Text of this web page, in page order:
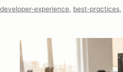
developer-experience, best-practices,